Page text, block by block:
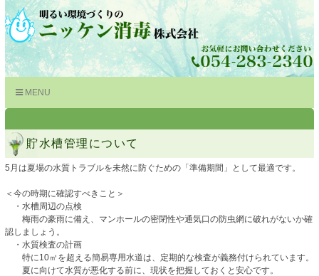
MENU
貯水槽管理について
5月は夏場の水質トラブルを未然に防ぐための「準備期間」として最適です。
＜今の時期に確認すべきこと＞
・水槽周辺の点検
梅雨の豪雨に備え、マンホールの密閉性や通気口の防虫網に破れがないか確
認しましょう。
・水質検査の計画
特に10㎥を超える簡易専用水道は、定期的な検査が義務付けられています。
夏に向けて水質が悪化する前に、現状を把握しておくと安心です。